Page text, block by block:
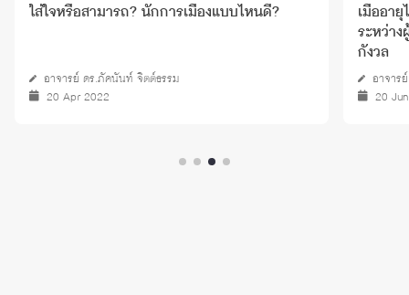
ใส่ใจหรือสามารถ? นักการเมืองแบบไหนดี?
อาจารย์ ดร.ภัคนันท์ จิตต์ธรรม
20 Apr 2022
เมื่ออา
ระหว่า
กังวล
อาจาร
20